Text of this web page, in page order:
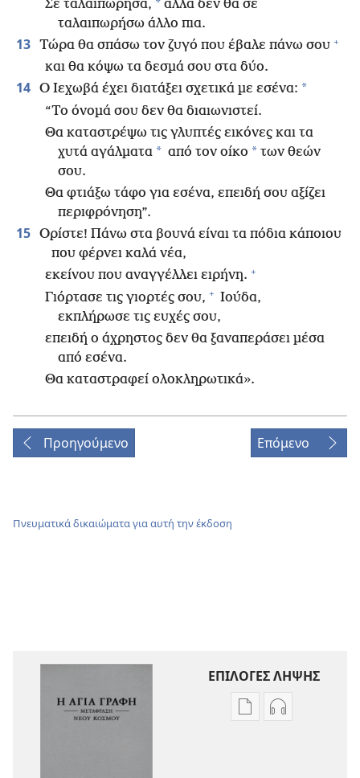
Σε ταλαιπώρησα, * αλλά δεν θα σε
ταλαιπωρήσω άλλο πια.
13 Τώρα θα σπάσω τον ζυγό που έβαλε πάνω σου +
και θα κόψω τα δεσμά σου στα δύο.
14 Ο Ιεχωβά έχει διατάξει σχετικά με εσένα: *
“Το όνομά σου δεν θα διαιωνιστεί.
Θα καταστρέψω τις γλυπτές εικόνες και τα
χυτά αγάλματα * από τον οίκο * των θεών
σου.
Θα φτιάξω τάφο για εσένα, επειδή σου αξίζει
περιφρόνηση”.
15 Ορίστε! Πάνω στα βουνά είναι τα πόδια κάποιου
που φέρνει καλά νέα,
εκείνου που αναγγέλλει ειρήνη. +
Γιόρτασε τις γιορτές σου, + Ιούδα,
εκπλήρωσε τις ευχές σου,
επειδή ο άχρηστος δεν θα ξαναπεράσει μέσα
από εσένα.
Θα καταστραφεί ολοκληρωτικά».
Προηγούμενο Επόμενο
Πνευματικά δικαιώματα για αυτή την έκδοση
ΕΠΙΛΟΓΕΣ ΛΗΨΗΣ
ΕπιλογέςΕπιλογές